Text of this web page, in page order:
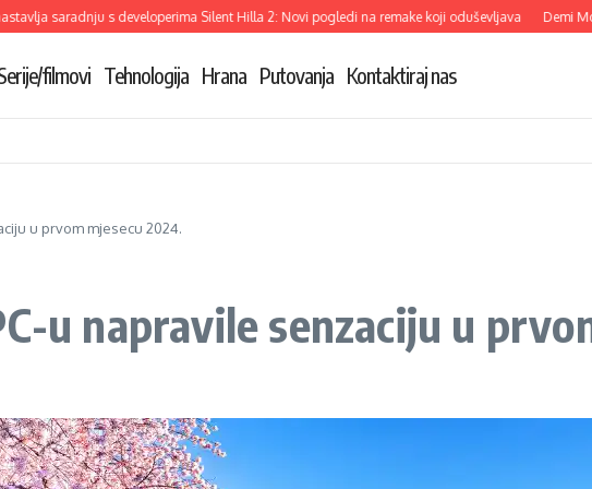
saradnju s developerima Silent Hilla 2: Novi pogledi na remake koji oduševljava Demi Moore
filmovi Tehnologija Hrana Putovanja Kontaktiraj nas
u prvom mjesecu 2024.
u napravile senzaciju u